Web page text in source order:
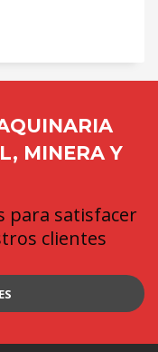
MINERA Y
para satisfacer
clientes